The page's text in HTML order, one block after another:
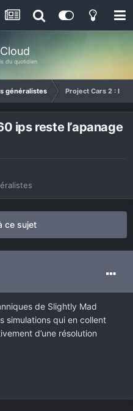
du quotidien
généralistes Project Cars 2 : le
ips reste l’apanage
ce sujet
de Slightly Mad
simulations qui en collent
d’une résolution